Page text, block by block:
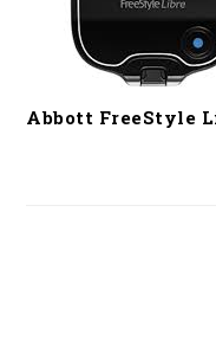
Abbott FreeStyle